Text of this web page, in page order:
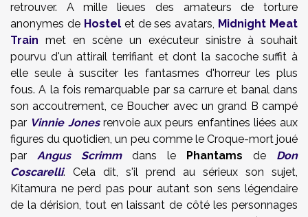
retrouver. A mille lieues des amateurs de torture
anonymes de Hostelet de ses avatars, Midnight Meat
Train met en scène un exécuteur sinistre à souhait
pourvu d'un attirail terrifiant et dont la sacoche suffit à
elle seule à susciter les fantasmes d'horreur les plus
fous. A la fois remarquable par sa carrure et banal dans
son accoutrement, ce Boucher avec un grand B campé
par Vinnie Jonesrenvoie aux peurs enfantines liées aux
figures du quotidien, un peu comme le Croque-mort joué
par Angus Scrimmdans le Phantams de Don
Coscarelli. Cela dit, s'il prend au sérieux son sujet,
Kitamura ne perd pas pour autant son sens légendaire
de la dérision, tout en laissant de côté les personnages